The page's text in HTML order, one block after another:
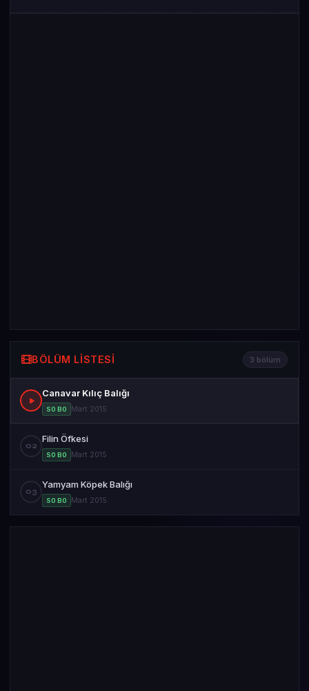
BÖLÜM LISTESI 3 bölüm
Canavar Kılıç Balığı
S0 B0 Mart 2015
02
Filin Öfkesi
S0 B0 Mart 2015
03
Yamyam Köpek Balığı
S0 B0 Mart 2015